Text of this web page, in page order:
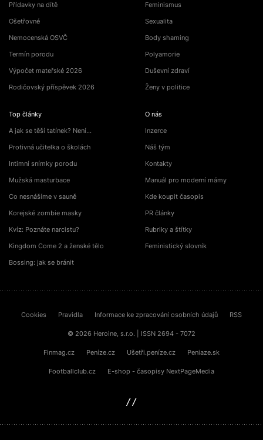
Přídavky na dítě
Ošetřovné
Nemocenská OSVČ
Termín porodu
Výpočet mateřské 2026
Rodičovský příspěvek 2026
Top články
A jak se těší tatínek? Není…
Protivná učitelka o školách
Intimní snímky porodu
Mužská masturbace
Co nesnášíme v sauně
Korejské zombie masky
Kvíz: Poznáte narcistu?
Kingdom Come 2 a ženské tělo
Bossing: jak se bránit
Feminismus
Sexualita
Body shaming
Polyamorie
Duševní zdraví
Ženy v politice
O nás
Inzerce
Náš tým
Kontakty
Manuál pro moderní mámy
Kde koupit časopis
PR články
Rubriky a štítky
Feministický slovník
Cookies Pravidla Informace ke zpracování osobních údajů RSS
© 2026 Heroine, s.r.o. | ISSN 2694 - 7072
Finmag.cz Peníze.cz Ušetři.peníze.cz Peniaze.sk
Footballclub.cz E-shop - časopisy NextPageMedia